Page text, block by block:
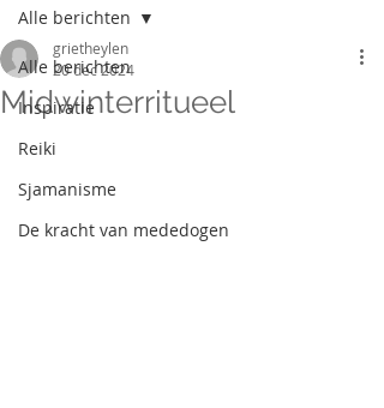
Alle berichten
Inspiratie
Reiki
Sjamanisme
De kracht van mededogen
Alle berichten
Midwinterritueel
grietheylen
20 dec 2024